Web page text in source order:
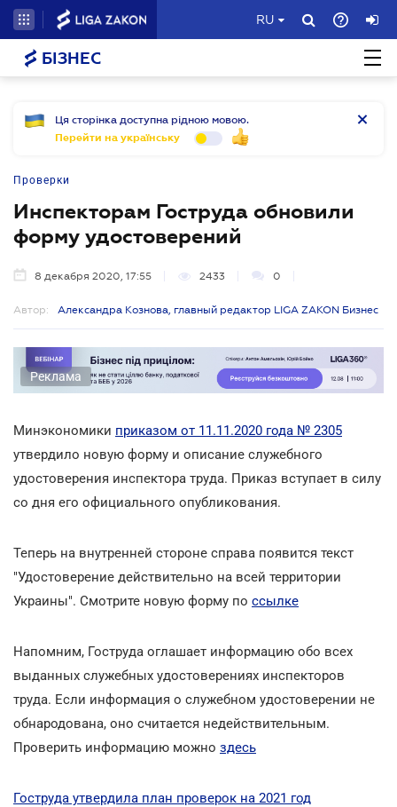
RU
БІЗНЕС
Ця сторінка доступна рідною мовою.
Перейти на українську
Проверки
Инспекторам Гоструда обновили
форму удостоверений
8 декабря 2020, 17:55 2433 0
Автор: Александра Кознова, главный редактор LIGA ZAKON Бизнес
Реклама
Минэкономики приказом от 11.11.2020 года № 2305
утвердило новую форму и описание служебного
удостоверения инспектора труда. Приказ вступает в силу
со дня его официального опубликования.
Теперь на внутренней стороне справа появится текст
"Удостоверение действительно на всей территории
Украины". Смотрите новую форму по ссылке
Напомним, Гоструда оглашает информацию обо всех
выданных служебных удостоверениях инспекторов
труда. Если информация о служебном удостоверении не
обнародована, оно считается недействительным.
Проверить информацию можно здесь
Гоструда утвердила план проверок на 2021 год